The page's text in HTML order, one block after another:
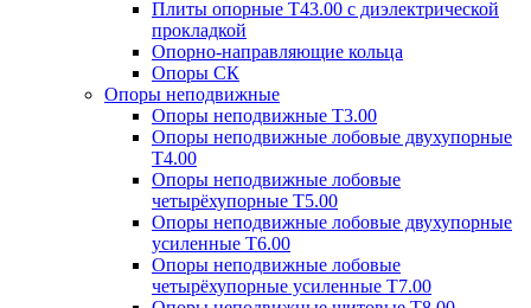
Плиты опорные Т43.00 с диэлектрической
прокладкой
Опорно-направляющие кольца
Опоры СК
Опоры неподвижные
Опоры неподвижные Т3.00
Опоры неподвижные лобовые двухупорные
Т4.00
Опоры неподвижные лобовые
четырёхупорные Т5.00
Опоры неподвижные лобовые двухупорные
усиленные Т6.00
Опоры неподвижные лобовые
четырёхупорные усиленные Т7.00